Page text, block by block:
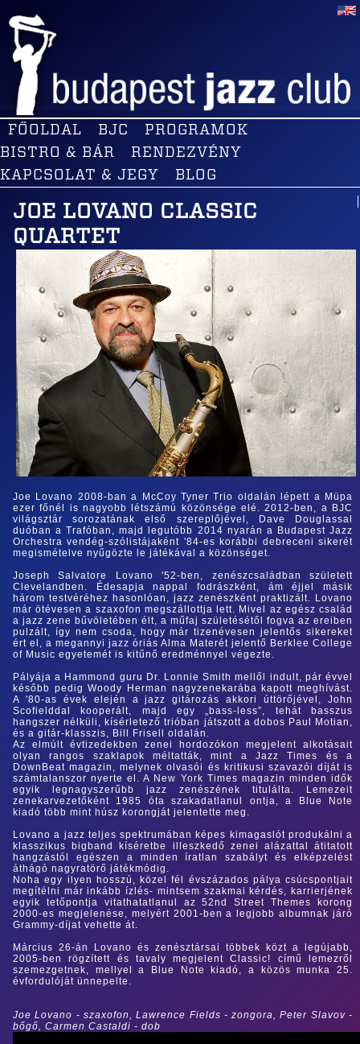
FŐOLDAL BJC
PROGRAMOK
BISTRO & BÁR
RENDEZVÉNY
KAPCSOLAT & JEGY
BLOG
JOE LOVANO CLASSIC
QUARTET
Joe Lovano 2008-ban a McCoy Tyner Trio oldalán lépett a Müpa
ezer főnél is nagyobb létszámú közönsége elé. 2012-ben, a BJC
világsztár sorozatának első szereplőjével, Dave Douglassal
duóban a Trafóban, majd legutóbb 2014 nyarán a Budapest Jazz
Orchestra vendég-szólistájaként '84-es korábbi debreceni sikerét
megismételve nyűgözte le játékával a közönséget.
Joseph Salvatore Lovano '52-ben, zenészcsaládban született
Clevelandben. Édesapja nappal fodrászként, ám éjjel másik
három testvéréhez hasonlóan, jazz zenészként praktizált. Lovano
már ötévesen a szaxofon megszállottja lett. Mivel az egész család
a jazz zene bűvöletében élt, a műfaj születésétől fogva az ereiben
pulzált, így nem csoda, hogy már tizenévesen jelentős sikereket
ért el, a megannyi jazz óriás Alma Materét jelentő Berklee College
of Music egyetemét is kitűnő eredménnyel végezte.
Pályája a Hammond guru Dr. Lonnie Smith mellől indult, pár évvel
később pedig Woody Herman nagyzenekarába kapott meghívást.
A '80-as évek elején a jazz gitározás akkori úttörőjével, John
Scofielddal kooperált, majd egy „bass-less”, tehát basszus
hangszer nélküli, kísérletező trióban játszott a dobos Paul Motian,
és a gitár-klasszis, Bill Frisell oldalán.
Az elmúlt évtizedekben zenei hordozókon megjelent alkotásait
olyan rangos szaklapok méltatták, mint a Jazz Times és a
DownBeat magazin, melynek olvasói és kritikusi szavazói díját is
számtalanszor nyerte el. A New York Times magazin minden idők
egyik legnagyszerűbb jazz zenészének titulálta. Lemezeit
zenekarvezetőként 1985 óta szakadatlanul ontja, a Blue Note
kiadó több mint húsz korongját jelentette meg.
Lovano a jazz teljes spektrumában képes kimagaslót produkálni a
klasszikus bigband kíséretbe illeszkedő zenei alázattal átitatott
hangzástól egészen a minden íratlan szabályt és elképzelést
áthágó nagyratörő játékmódig.
Noha egy ilyen hosszú, közel fél évszázados pálya csúcspontjait
megítélni már inkább ízlés- mintsem szakmai kérdés, karrierjének
egyik tetőpontja vitathatatlanul az 52nd Street Themes korong
2000-es megjelenése, melyért 2001-ben a legjobb albumnak járó
Grammy-díjat vehette át.
Március 26-án Lovano és zenésztársai többek közt a legújabb,
2005-ben rögzített és tavaly megjelent Classic! című lemezről
szemezgetnek, mellyel a Blue Note kiadó, a közös munka 25.
évfordulóját ünnepelte.
Joe Lovano - szaxofon, Lawrence Fields - zongora, Peter Slavov -
bőgő, Carmen Castaldi - dob